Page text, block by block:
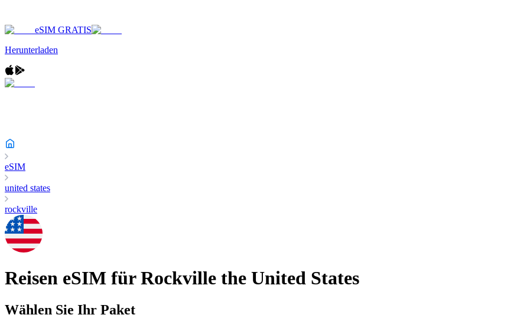
eSIM GRATIS
Herunterladen
eSIM
united states
rockville
Reisen eSIM für Rockville the United States
Wählen Sie Ihr Paket